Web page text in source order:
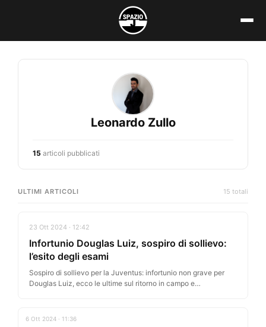
contenuto
Leonardo Zullo
15 articoli pubblicati
ULTIMI ARTICOLI 15 totali
23 Ott 2024 · 12:42
Infortunio Douglas Luiz, sospiro di sollievo:
l’esito degli esami
Sospiro di sollievo per la Juventus: infortunio non grave per
Douglas Luiz, ecco le ultime sul ritorno in campo e…
6 Ott 2024 · 11:36